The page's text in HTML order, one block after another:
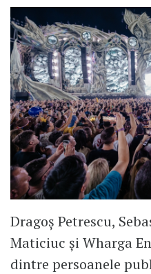
Dragoș Petrescu,
Maticiuc și Wharga
dintre persoanele